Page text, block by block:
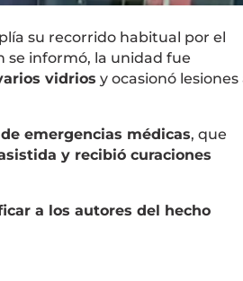
su recorrido habitual por el
se informó, la unidad fue
vidrios y ocasionó lesiones
emergencias médicas, que
y recibió curaciones
a los autores del hecho